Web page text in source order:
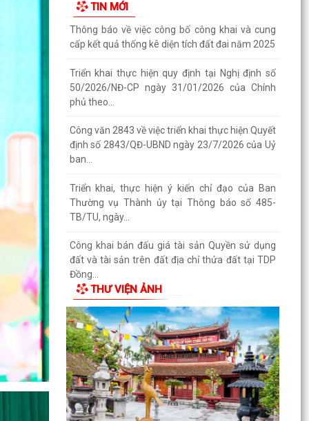
TIN MỚI
Đồng...
Thông báo về việc công bố công khai Quyết định
số 55/2026/QĐ-UBND ngày 08/7/2026 của
Công bố công khai danh mục thủ tục hành
chính đủ điều kiện cung cấp dịch vụ công trực
Thông báo Ban hành bổ sung, sửa đổi mã định
danh cho các cơ quan, đơn vị hành chính nhà
Triển khai Nghị định số 294/2026/NĐ-CP, Nghị
định số 295/2026/NĐ-CP và Nghị định số
Thông báo số 394/TB-VPCP ngày 21/7/2026
của Văn phòng Chính phủ thông báo Kết luận
của Thủ tướng...
Triển khai thi hành Nghị định số 274/2026/NĐ-
CP của Chính phủ quy định chi tiết một số điều
và biện...
Quán triệt chỉ đạo của Tổng Bí thư, Chủ tịch
nước tại Thông báo số 64-TB/VPTW, ngày
22/5/2026 và...
THƯ VIỆN ẢNH